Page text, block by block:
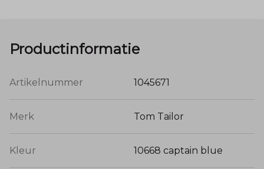
Productinformatie
Artikelnummer 1045671
Merk Tom Tailor
Kleur 10668 captain blue